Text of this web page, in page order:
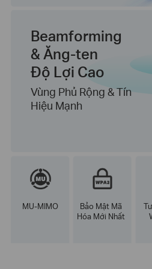
Beamforming
& Ăng-ten
Độ Lợi Cao
Vùng Phủ Rộng & Tín
Hiệu Mạnh
MU-MIMO
Bảo Mật Mã
Hóa Mới Nhất